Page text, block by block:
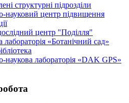
структурні підрозділи
науковий центр підвищення
центр "Поділля"
лабораторія «Ботанічний сад»
наукова лабораторія «DAK GPS»